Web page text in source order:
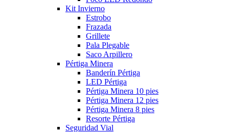
Kit Invierno
Estrobo
Frazada
Grillete
Pala Plegable
Saco Arpillero
Pértiga Minera
Banderín Pértiga
LED Pértiga
Pértiga Minera 10 pies
Pértiga Minera 12 pies
Pértiga Minera 8 pies
Resorte Pértiga
Seguridad Vial